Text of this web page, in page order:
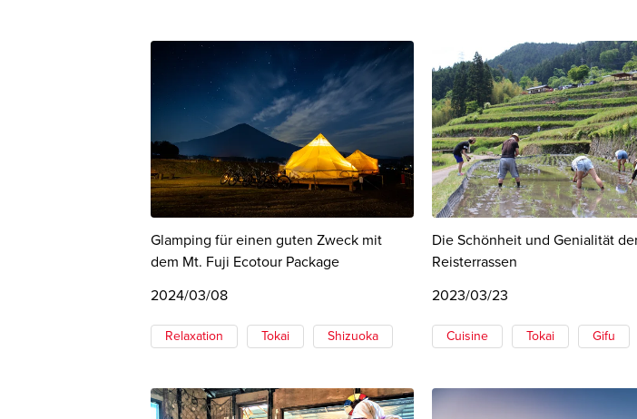
Glamping für einen guten Zweck mit
dem Mt. Fuji Ecotour Package
2024/03/08
Relaxation Tokai Shizuoka
Die Schönheit und Genialität
Reisterrassen
2023/03/23
Cuisine Tokai Gifu